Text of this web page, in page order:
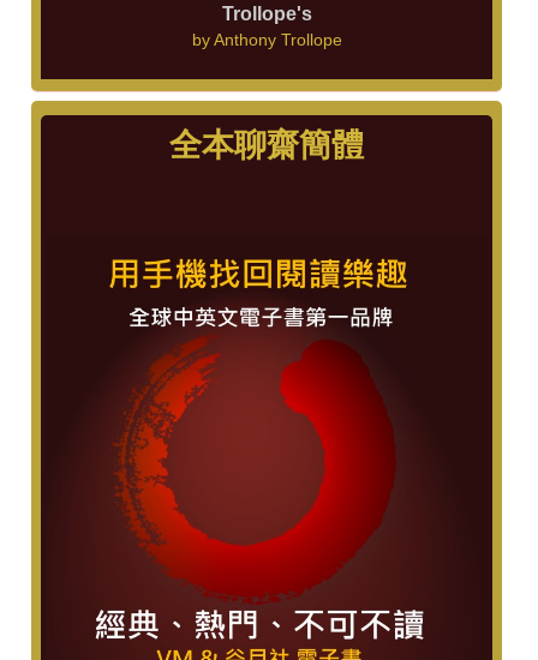
Trollope's
by Anthony Trollope
全本聊齋簡體